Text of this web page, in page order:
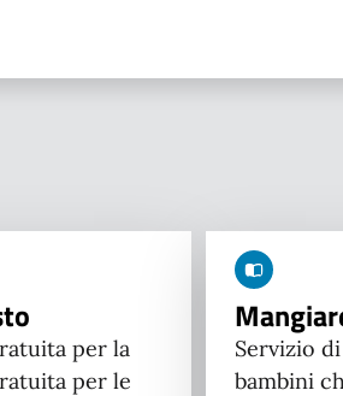
per la
per le
Servizio
bambini